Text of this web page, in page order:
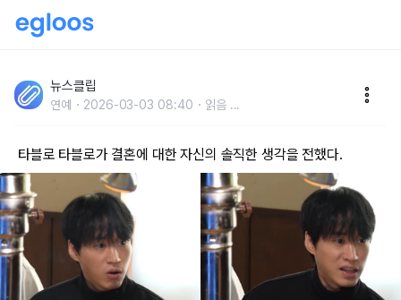
혼을 추천하지 않는 자신의 생각을 전한 타블로
뉴스클립
연예 2026-03-03 08:40 읽음 ...
타블로 타블로가 결혼에 대한 자신의 솔직한 생각을 전했다.